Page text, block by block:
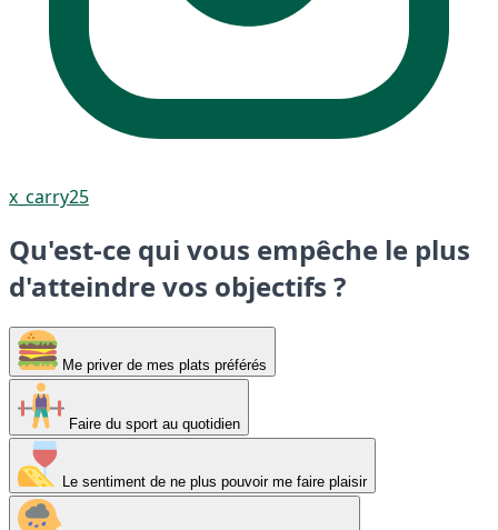
x_carry25
Qu'est-ce qui vous empêche le plus
d'atteindre vos objectifs ?
Me priver de mes plats préférés
Faire du sport au quotidien
Le sentiment de ne plus pouvoir me faire plaisir